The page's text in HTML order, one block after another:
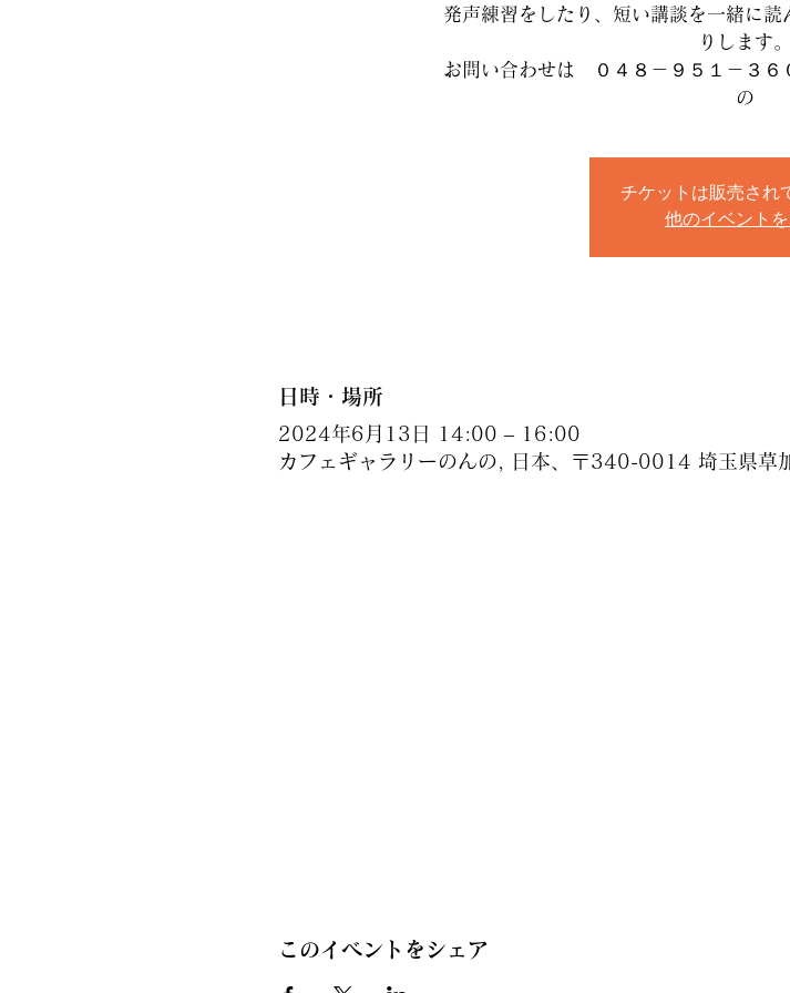
発声練習をしたり、短い講談を一緒に
りします。
お問い合わせは ０４８－９５１－３
チケットは販売され
他のイベント
日時・場所
2024年6月13日 14:00 – 16:00
カフェギャラリーのんの, 日本、〒340-0014 埼玉県草
このイベントをシェア